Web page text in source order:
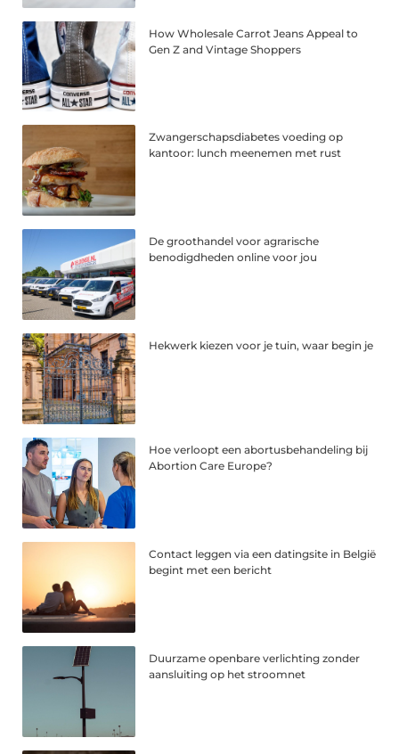
How Wholesale Carrot Jeans Appeal to
Gen Z and Vintage Shoppers
Zwangerschapsdiabetes voeding op
kantoor: lunch meenemen met rust
De groothandel voor agrarische
benodigdheden online voor jou
Hekwerk kiezen voor je tuin, waar begin je
Hoe verloopt een abortusbehandeling bij
Abortion Care Europe?
Contact leggen via een datingsite in België
begint met een bericht
Duurzame openbare verlichting zonder
aansluiting op het stroomnet